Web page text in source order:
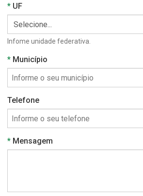
UFObrigatório
Infome unidade federativa.
Município
Telefone
Mensagem